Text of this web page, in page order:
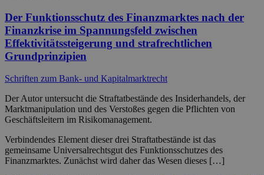
Der Funktionsschutz des Finanzmarktes nach der
Finanzkrise im Spannungsfeld zwischen
Effektivitätssteigerung und strafrechtlichen
Grundprinzipien
Schriften zum Bank- und Kapitalmarktrecht
Der Autor untersucht die Straftatbestände des Insiderhandels, der
Marktmanipulation und des Verstoßes gegen die Pflichten von
Geschäftsleitern im Risikomanagement.
Verbindendes Element dieser drei Straftatbestände ist das
gemeinsame Universalrechtsgut des Funktionsschutzes des
Finanzmarktes. Zunächst wird daher das Wesen dieses […]